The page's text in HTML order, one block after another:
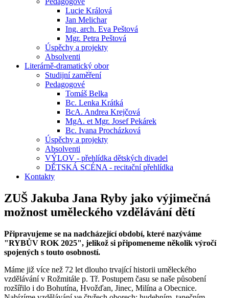
Lucie Králová
Jan Melichar
Ing. arch. Eva Peštová
Mgr. Petra Peštová
Úspěchy a projekty
Absolventi
Literárně-dramatický obor
Studijní zaměření
Pedagogové
Tomáš Belka
Bc. Lenka Krátká
BcA. Andrea Krejčová
MgA. et Mgr. Josef Pekárek
Bc. Ivana Procházková
Úspěchy a projekty
Absolventi
VÝLOV - přehlídka dětských divadel
DĚTSKÁ SCÉNA - recitační přehlídka
Kontakty
ZUŠ Jakuba Jana Ryby jako výjimečná
možnost uměleckého vzdělávání dětí
Připravujeme se na nadcházející období, které nazýváme
"RYBŮV ROK 2025", jelikož si připomeneme několik výročí
spojených s touto osobností.
Máme již více než 72 let dlouho trvající historii uměleckého
vzdělávání v Rožmitále p. Tř. Postupem času se naše působení
rozšířilo i do Bohutína, Hvožďan, Jinec, Milína a Obecnice.